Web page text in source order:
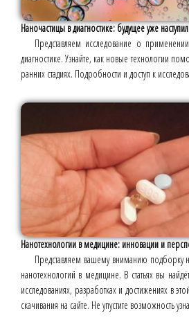
Наночастицы в диагностике: будущее уже
Представляем исследование о
диагностике. Узнайте, как новые технологии
ранних стадиях. Подробности и доступ к
Нанотехнологии в медицине: инновации и
Представляем вашему вниманию подборку
нанотехнологий в медицине. В статьях вы
исследованиях, разработках и достижениях в
скачивания на сайте. Не упустите возможность